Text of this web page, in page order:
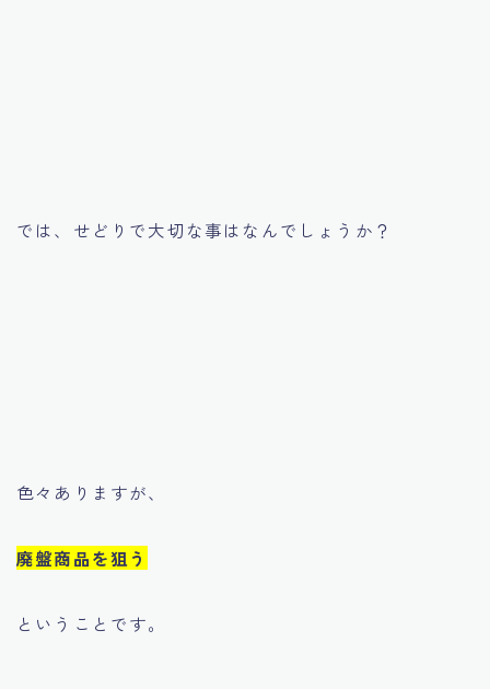
では、せどりで大切な事はなんでしょうか？
色々ありますが、
廃盤商品を狙う
ということです。